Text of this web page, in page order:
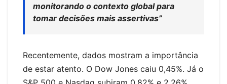
monitorando o contexto global para
tomar decisões mais assertivas”
Recentemente, dados mostram a importância
de estar atento. O Dow Jones caiu 0,45%. Já o